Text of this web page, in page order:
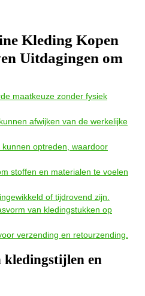
Kleding Kopen
Uitdagingen om
maatkeuze zonder fysiek
afwijken van de werkelijke
optreden, waardoor
stoffen en materialen te voelen
of tijdrovend zijn.
van kledingstukken op
verzending en retourzending.
en